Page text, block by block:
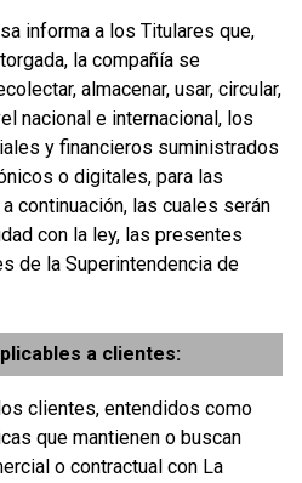
informa a los Titulares que,
la compañía se
almacenar, usar, circular,
nacional e internacional, los
y financieros suministrados
o digitales, para las
continuación, las cuales serán
con la ley, las presentes
de la Superintendencia de
a clientes:
clientes, entendidos como
que mantienen o buscan
o contractual con La